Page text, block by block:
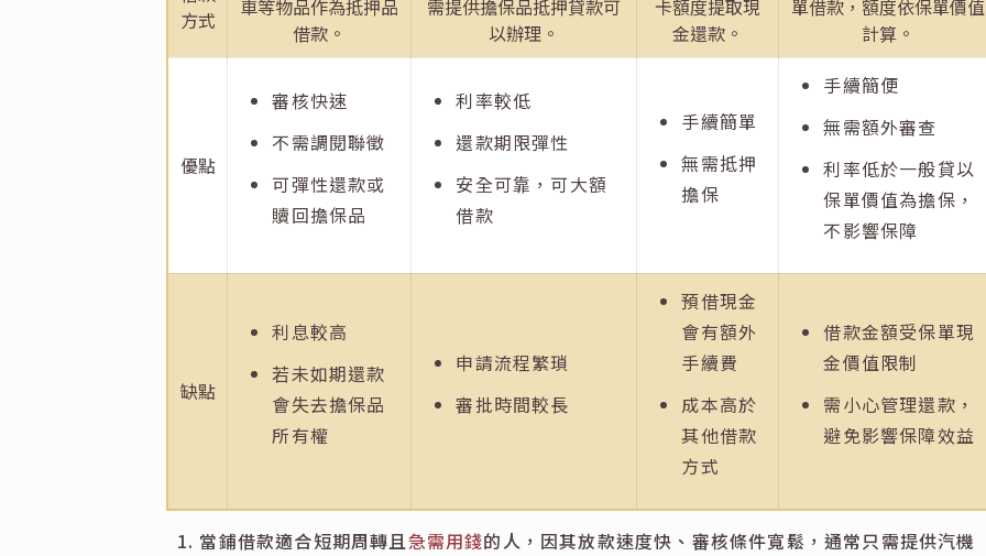
方式
車等物品作為抵押品
借款。
需提供擔保品抵押貸款可
以辦理。
卡額度提取現
金還款。
單借款，額度依保單價值
計算。
優點
審核快速
不需調閱聯徵
可彈性還款或
贖回擔保品
利率較低
還款期限彈性
安全可靠，可大額
借款
手續簡單
無需抵押
擔保
手續簡便
無需額外審查
利率低於一般貸以
保單價值為擔保，
不影響保障
缺點
利息較高
若未如期還款
會失去擔保品
所有權
申請流程繁瑣
審批時間較長
預借現金
會有額外
手續費
成本高於
其他借款
方式
借款金額受保單現
金價值限制
需小心管理還款，
避免影響保障效益
當鋪借款適合短期周轉且急需用錢的人，因其放款速度快、審核條件寬鬆，通常只需提供汽機